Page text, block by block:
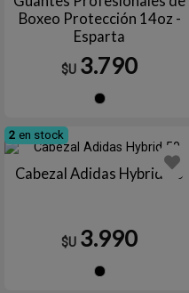
Boxeo Protección 14oz -
Esparta
$U 3.790
2 en stock
Cabezal Adidas Hybrid 50
$U 3.990